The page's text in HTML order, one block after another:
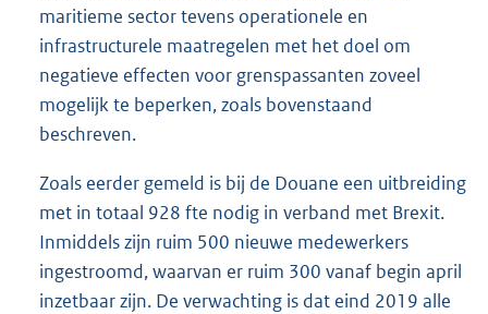
maritieme sector tevens operationele en
infrastructurele maatregelen met het doel om
negatieve effecten voor grenspassanten zoveel
mogelijk te beperken, zoals bovenstaand
beschreven.
Zoals eerder gemeld is bij de Douane een uitbreiding
met in totaal 928 fte nodig in verband met Brexit.
Inmiddels zijn ruim 500 nieuwe medewerkers
ingestroomd, waarvan er ruim 300 vanaf begin april
inzetbaar zijn. De verwachting is dat eind 2019 alle